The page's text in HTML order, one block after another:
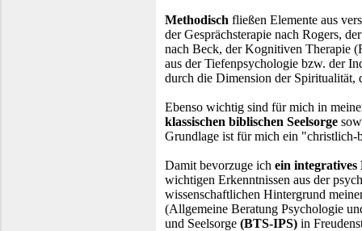
Methodisch fließen Elemente aus
der Gesprächsterapie nach Rogers,
nach Beck, der Kognitiven Therapie
aus der Tiefenpsychologie bzw. der
durch die Dimension der Spiritualität,
Ebenso wichtig sind für mich in
klassischen biblischen Seelsorge
Grundlage ist für mich ein "christlich-
Damit bevorzuge ich ein integratives
wichtigen Erkenntnissen aus der
wissenschaftlichen Hintergrund
(Allgemeine Beratung Psychologie
und Seelsorge (BTS-IPS) in